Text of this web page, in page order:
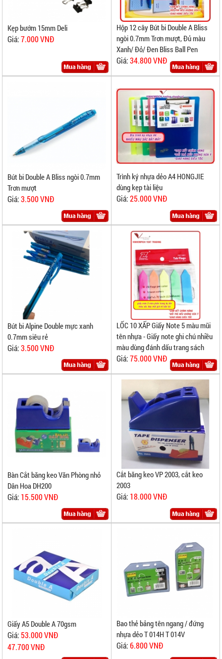
Kẹp bướm 15mm Deli
Giá:7.000 VNĐ
Hộp 12 cây Bút bi Double A Bliss
ngòi 0.7mm Trơn mượt, Đủ màu
Xanh/ Đỏ/ Đen Bliss Ball Pen
Giá:34.800 VNĐ
Bút bi Double A Bliss ngòi 0.7mm
Trơn mượt
Giá:3.500 VNĐ
Trình ký nhựa dẻo A4 HONGJIE
dùng kẹp tài liệu
Giá:25.000 VNĐ
Bút bi Alpine Double mực xanh
0.7mm siêu rẻ
Giá:3.500 VNĐ
LỐC 10 XẤP Giấy Note 5 màu mũi
tên nhựa - Giấy note ghi chú nhiều
màu dùng đánh dấu trang sách
Giá:75.000 VNĐ
Bàn Cắt băng keo Văn Phòng nhỏ
Dân Hoa DH200
Giá: 15.500 VNĐ
Cắt băng keo VP 2003, cắt keo
2003
Giá: 18.000 VNĐ
Giấy A5 Double A 70gsm
Giá: 53.000 VNĐ
47.700 VNĐ
Bao thẻ bảng tên ngang / đứng
nhựa dẻo T 014H T 014V
Giá:6.800 VNĐ